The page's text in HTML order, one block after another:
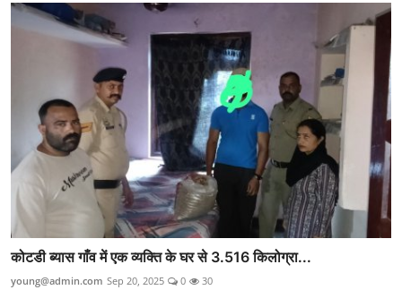
कोटडी ब्यास गाँव में एक व्यक्ति के घर से 3.516 किलोग्रा...
young@admin.com Sep 20, 2025 0 30